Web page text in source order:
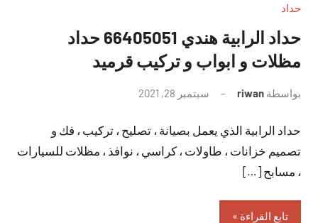
حداد
حداد الرابية هندي 66405051 حداد
مظلات و ابواب و تركيب قرميد
بواسطة riwan سبتمبر 28, 2021
تعليقات
حداد الرابية الذي يعمل بصيانة ، تصليح ، تركيب ، فك و
تصميم خزانات ، طاولات ، كراسي ، نوافذ ، مظلات للسيارات
، مسابح […]
تابع القراءة